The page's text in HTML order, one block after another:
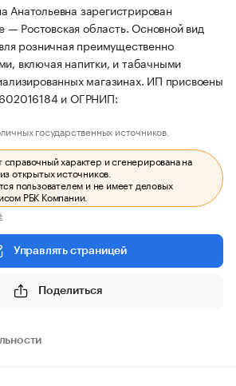
зарегистрирован
— Ростовская область. Основной вид
розничная преимущественно
включая напитки, и табачными
магазинах. ИП присвоены
и ОГРНИП:
государственных источников.
характер и сгенерирована на
открытых источников.
пользователем и не имеет деловых
РБК Компании.
Управлять страницей
Поделиться